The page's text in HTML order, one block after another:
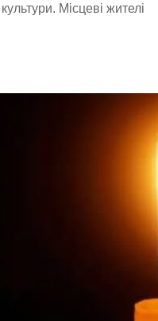
Місцеві жителі